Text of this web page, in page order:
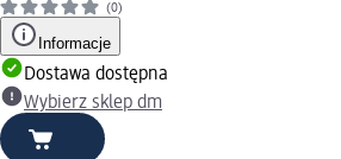
(0)
Informacje
Dostawa dostępna
Wybierz sklep dm